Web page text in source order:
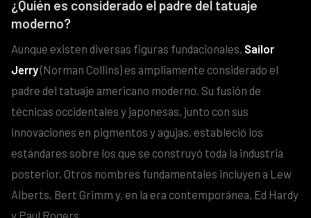
¿Quién es considerado el padre del tatuaje
moderno?
Aunque existen diversas figuras fundacionales, Sailor
Jerry(Norman Collins) es ampliamente considerado el
padre del tatuaje americano moderno. Su fusión de
técnicas occidentales y japonesas, junto con sus
innovaciones en pigmentos y agujas, estableció los
estándares sobre los que se construyó toda la industria
posterior. Otros nombres fundamentales incluyen a Lew
Alberts, Bert Grimm y, en la era contemporánea, Ed Hardy
y Paul Rogers.